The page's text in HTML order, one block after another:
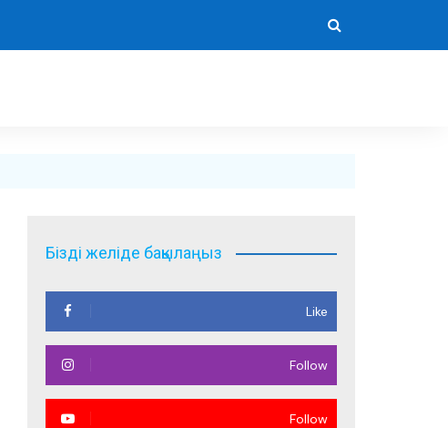
Бізді желіде бақылаңыз
Like
Follow
Follow